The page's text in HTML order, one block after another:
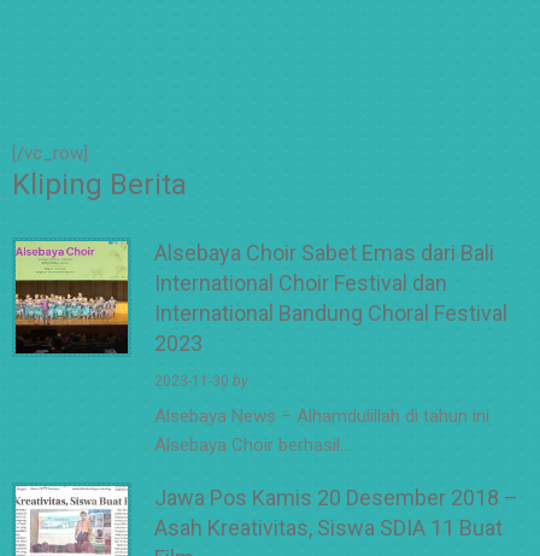
[/vc_row]
Kliping Berita
Alsebaya Choir Sabet Emas dari Bali
International Choir Festival dan
International Bandung Choral Festival
2023
2023-11-30 by
Alsebaya News – Alhamdulillah di tahun ini
Alsebaya Choir berhasil…
Jawa Pos Kamis 20 Desember 2018 –
Asah Kreativitas, Siswa SDIA 11 Buat